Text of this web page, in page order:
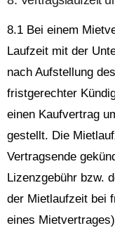
8.1 Bei einem
Laufzeit mit der
nach Aufstellung
fristgerechter
einen Kaufvertrag
gestellt. Die
Vertragsende
Lizenzgebühr bzw.
der Mietlaufzeit bei
eines